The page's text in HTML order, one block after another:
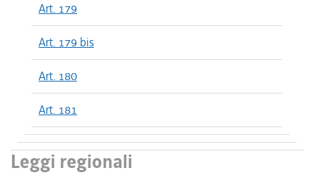
Art. 179
Art. 179 bis
Art. 180
Art. 181
Leggi regionali